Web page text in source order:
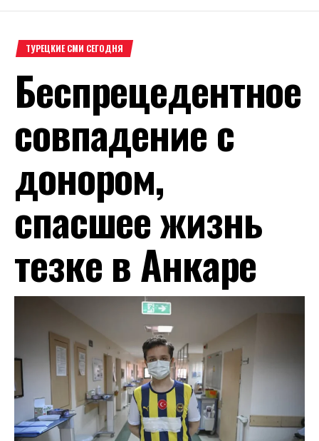
ТУРЕЦКИЕ СМИ СЕГОДНЯ
Беспрецедентное
совпадение с
донором,
спасшее жизнь
тезке в Анкаре